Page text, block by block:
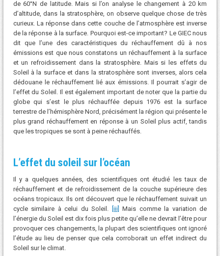
de 60°N de latitude. Mais si l’on analyse le changement à 20 km
d’altitude, dans la stratosphère, on observe quelque chose de très
curieux. La réponse dans cette couche de l’atmosphère est inverse
de la réponse à la surface. Pourquoi est-ce important? Le GIEC nous
dit que l’une des caractéristiques du réchauffement dû à nos
émissions est que nous constatons un réchauffement à la surface
et un refroidissement dans la stratosphère. Mais si les effets du
Soleil à la surface et dans la stratosphère sont inverses, alors cela
dédouane le réchauffement lié aux émissions. Il pourrait s’agir de
l’effet du Soleil. Il est également important de noter que la partie du
globe qui s’est le plus réchauffée depuis 1976 est la surface
terrestre de l’hémisphère Nord, précisément la région qui présente le
plus grand réchauffement en réponse à un Soleil plus actif, tandis
que les tropiques se sont à peine réchauffés.
L’effet du soleil sur l’océan
Il y a quelques années, des scientifiques ont étudié les taux de
réchauffement et de refroidissement de la couche supérieure des
océans tropicaux. Ils ont découvert que le réchauffement suivait un
cycle similaire à celui du Soleil.
[iii] Mais comme la variation de
l’énergie du Soleil est dix fois plus petite qu’elle ne devrait l’être pour
provoquer ces changements, la plupart des scientifiques ont ignoré
l’étude au lieu de penser que cela corroborait un effet indirect du
Soleil sur le climat.